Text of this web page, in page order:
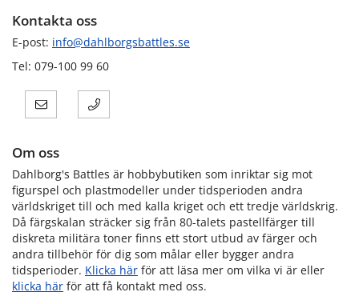
Kontakta oss
E-post: info@dahlborgsbattles.se
Tel: 079-100 99 60
Om oss
Dahlborg's Battles är hobbybutiken som inriktar sig mot
figurspel och plastmodeller under tidsperioden andra
världskriget till och med kalla kriget och ett tredje världskrig.
Då färgskalan sträcker sig från 80-talets pastellfärger till
diskreta militära toner finns ett stort utbud av färger och
andra tillbehör för dig som målar eller bygger andra
tidsperioder. Klicka här för att läsa mer om vilka vi är eller
klicka här för att få kontakt med oss.